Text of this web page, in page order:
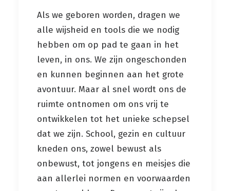
Als we geboren worden, dragen we
alle wijsheid en tools die we nodig
hebben om op pad te gaan in het
leven, in ons. We zijn ongeschonden
en kunnen beginnen aan het grote
avontuur. Maar al snel wordt ons de
ruimte ontnomen om ons vrij te
ontwikkelen tot het unieke schepsel
dat we zijn. School, gezin en cultuur
kneden ons, zowel bewust als
onbewust, tot jongens en meisjes die
aan allerlei normen en voorwaarden